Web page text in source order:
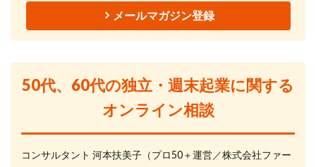
メールマガジン登録
50代、60代の独立・週末起業に関する
オンライン相談
コンサルタント 河本扶美子（プロ50＋運営／株式会社ファー